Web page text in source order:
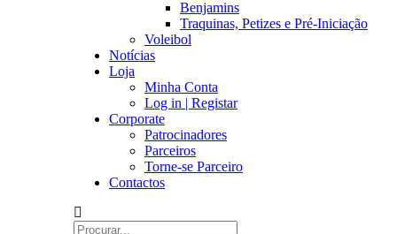
Benjamins
Traquinas, Petizes e Pré-Iniciação
Voleibol
Notícias
Loja
Minha Conta
Log in | Registar
Corporate
Patrocinadores
Parceiros
Torne-se Parceiro
Contactos